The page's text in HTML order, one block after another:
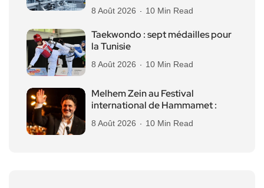
8 Août 2026 10 Min Read
Taekwondo : sept médailles pour
la Tunisie
8 Août 2026 10 Min Read
Melhem Zein au Festival
international de Hammamet :
8 Août 2026 10 Min Read